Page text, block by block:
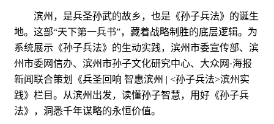
滨州，是兵圣孙武的故乡，也是《孙子兵法》的诞生
地。这部“天下第一兵书”，藏着战略制胜的底层逻辑。为
系统展示《孙子兵法》的生动实践，滨州市委宣传部、滨
州市委网信办、滨州市孙子文化研究中心、大众网·海报
新闻联合策划《兵圣回响 智惠滨州 | <孙子兵法>滨州实
践》栏目。从滨州出发，读懂孙子智慧，用好《孙子兵
法》，洞悉千年谋略的永恒价值。